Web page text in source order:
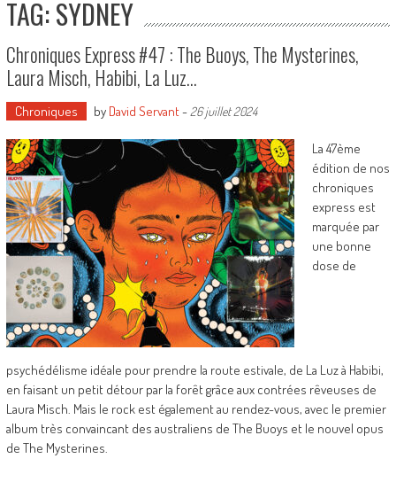
TAG: SYDNEY
Chroniques Express #47 : The Buoys, The Mysterines,
Laura Misch, Habibi, La Luz…
Chroniques by David Servant- 26 juillet 2024
La 47ème
édition de nos
chroniques
express est
marquée par
une bonne
dose de
psychédélisme idéale pour prendre la route estivale, de La Luz à Habibi,
en faisant un petit détour par la forêt grâce aux contrées rêveuses de
Laura Misch. Mais le rock est également au rendez-vous, avec le premier
album très convaincant des australiens de The Buoys et le nouvel opus
de The Mysterines.